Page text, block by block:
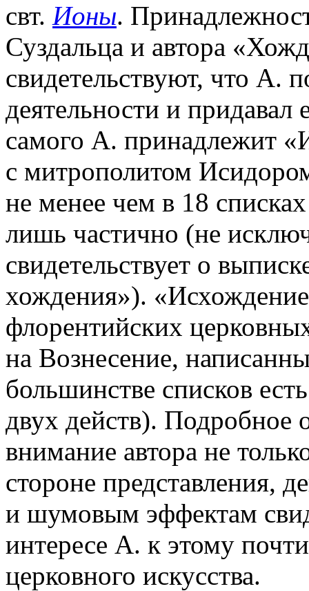
свт. Ионы.
Суздальца и автора
свидетельствуют, что А.
деятельности и
самого А. принадлежит
с митрополитом
не менее чем в 18
лишь частично (не
свидетельствует о
хождения»).
флорентийских
на Вознесение,
большинстве списков
двух действ). Подробное
внимание автора не
стороне представления,
и шумовым эффектам
интересе А. к этому
церковного искусства.